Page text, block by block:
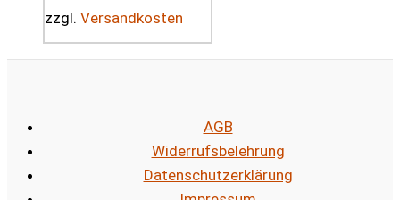
zzgl. Versandkosten
AGB
Widerrufsbelehrung
Datenschutzerklärung